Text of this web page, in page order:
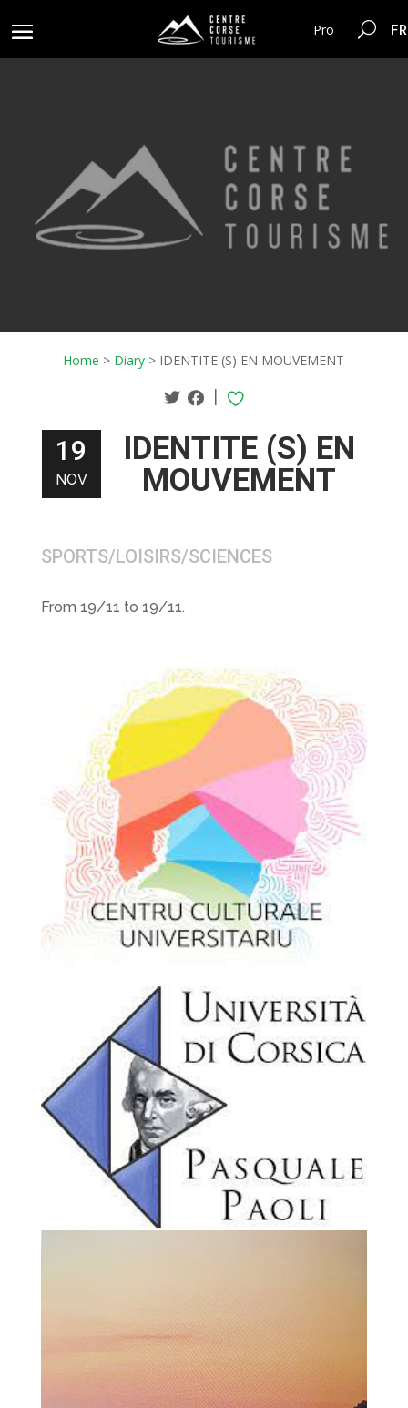
Pro
Home > Diary > IDENTITE (S) EN MOUVEMENT
|
19
NOV
IDENTITE (S) EN
MOUVEMENT
SPORTS/LOISIRS/SCIENCES
From 19/11 to 19/11.